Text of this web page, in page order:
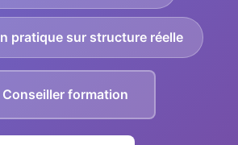
pratique sur structure réelle
Conseiller formation